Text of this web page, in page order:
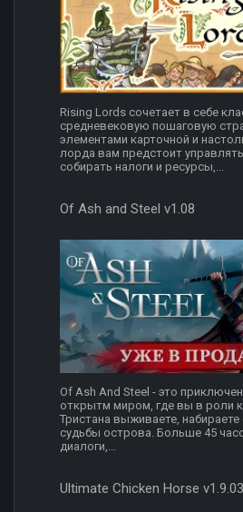
Rising Lords сочетает в себе
средневековую пошаговую
элементами карточной и
лорда вам предстоит
собирать налоги и ресурсы,...
Of Ash and Steel v1.08
Of Ash And Steel - это
открытм миром, где вы в роли
Тристана выживаете, набираете
судьбы острова. Больше 45
диалоги,...
Ultimate Chicken Horse v1.9.03